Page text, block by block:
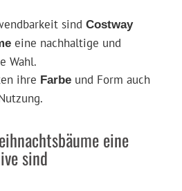
sind Costway
eine nachhaltige und
Wahl.
ihre Farbe und Form auch
eine
sind